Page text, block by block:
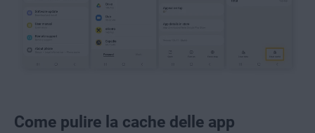
Come pulire la cache delle app